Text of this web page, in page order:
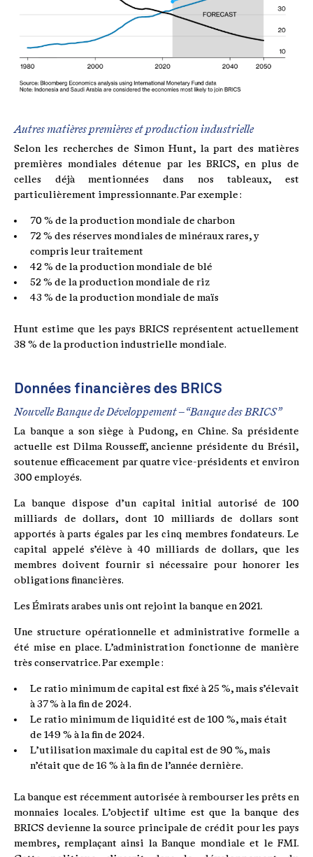
Autres matières premières et production industrielle
Selon les recherches de Simon Hunt, la part des matières
premières mondiales détenue par les BRICS, en plus de
celles déjà mentionnées dans nos tableaux, est
particulièrement impressionnante. Par exemple :
70 % de la production mondiale de charbon
72 % des réserves mondiales de minéraux rares, y
compris leur traitement
42 % de la production mondiale de blé
52 % de la production mondiale de riz
43 % de la production mondiale de maïs
Hunt estime que les pays BRICS représentent actuellement
38 % de la production industrielle mondiale.
Données financières des BRICS
Nouvelle Banque de Développement – “Banque des BRICS”
La banque a son siège à Pudong, en Chine. Sa présidente
actuelle est Dilma Rousseff, ancienne présidente du Brésil,
soutenue efficacement par quatre vice-présidents et environ
300 employés.
La banque dispose d’un capital initial autorisé de 100
milliards de dollars, dont 10 milliards de dollars sont
apportés à parts égales par les cinq membres fondateurs. Le
capital appelé s’élève à 40 milliards de dollars, que les
membres doivent fournir si nécessaire pour honorer les
obligations financières.
Les Émirats arabes unis ont rejoint la banque en 2021.
Une structure opérationnelle et administrative formelle a
été mise en place. L’administration fonctionne de manière
très conservatrice. Par exemple :
Le ratio minimum de capital est fixé à 25 %, mais s’élevait
à 37 % à la fin de 2024.
Le ratio minimum de liquidité est de 100 %, mais était
de 149 % à la fin de 2024.
L’utilisation maximale du capital est de 90 %, mais
n’était que de 16 % à la fin de l’année dernière.
La banque est récemment autorisée à rembourser les prêts en
monnaies locales. L’objectif ultime est que la banque des
BRICS devienne la source principale de crédit pour les pays
membres, remplaçant ainsi la Banque mondiale et le FMI.